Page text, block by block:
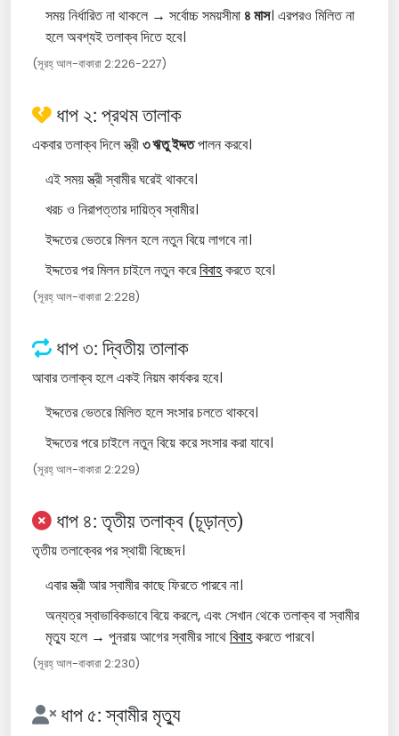
সময় নির্ধারিত না থাকলে → সর্বোচ্চ সময়সীমা ৪ মাস। এরপরও মিলিত না
হলে অবশ্যই তলাক্ব দিতে হবে।
(সূরহ্ আল-বাকারা 2:226-227)
ধাপ ২: প্রথম তালাক
একবার তলাক্ব দিলে স্ত্রী৩ ঋতু ইদ্দতপালন করবে।
এই সময় স্ত্রী স্বামীর ঘরেই থাকবে।
খরচ ও নিরাপত্তার দায়িত্ব স্বামীর।
ইদ্দতের ভেতরে মিলন হলে নতুন বিয়ে লাগবে না।
ইদ্দতের পর মিলন চাইলে নতুন করেবিবাহকরতে হবে।
(সূরহ্ আল-বাকারা 2:228)
ধাপ ৩: দ্বিতীয় তালাক
আবার তলাক্ব হলে একই নিয়ম কার্যকর হবে।
ইদ্দতের ভেতরে মিলিত হলে সংসার চলতে থাকবে।
ইদ্দতের পরে চাইলে নতুন বিয়ে করে সংসার করা যাবে।
(সূরহ্ আল-বাকারা 2:229)
ধাপ ৪: তৃতীয় তলাক্ব (চূড়ান্ত)
তৃতীয় তলাক্বের পর স্থায়ী বিচ্ছেদ।
এবার স্ত্রী আর স্বামীর কাছে ফিরতে পারবে না।
অন্যত্র স্বাভাবিকভাবে বিয়ে করলে, এবং সেখান থেকে তলাক্ব বা স্বামীর
মৃত্যু হলে → পুনরায় আগের স্বামীর সাথেবিবাহকরতে পারবে।
(সূরহ্ আল-বাকারা 2:230)
ধাপ ৫: স্বামীর মৃত্যু